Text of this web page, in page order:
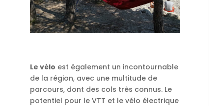
Le vélo est également un incontournable
de la région, avec une multitude de
parcours, dont des cols très connus. Le
potentiel pour le VTT et le vélo électrique